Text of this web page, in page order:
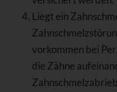
Liegt ein
vorkommen bei
die Zähne